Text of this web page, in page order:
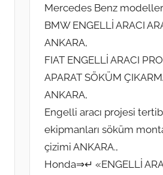
r
i
h
i
n
d
Mercedes Benz
BMW ENGELLİ ARACI
ANKARA,
FIAT ENGELLİ ARACI
APARAT SÖKÜM
ANKARA,
Engelli aracı projesi
ekipmanları söküm
çizimi ANKARA.,
Honda⇒↵ «ENGELLİ